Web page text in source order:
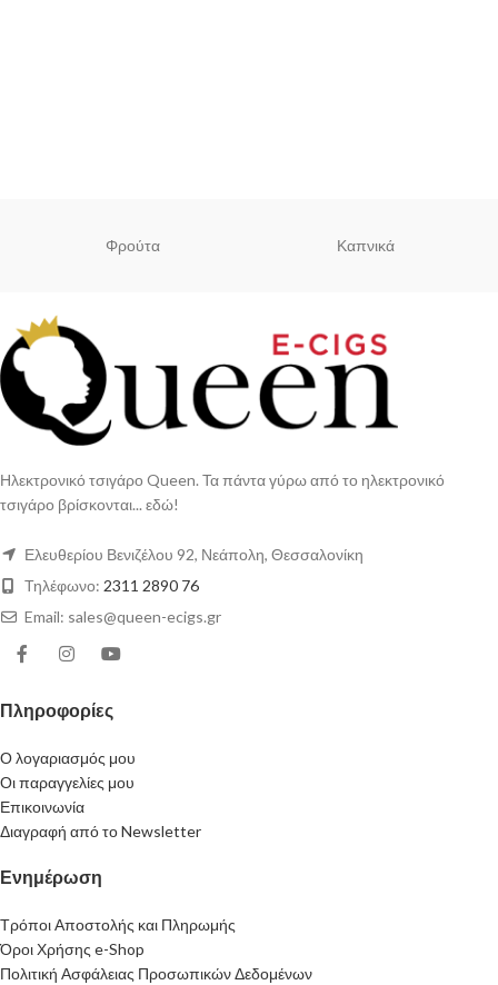
Φρούτα Καπνικά
Ηλεκτρονικό τσιγάρο Queen. Τα πάντα γύρω από το ηλεκτρονικό
τσιγάρο βρίσκονται... εδώ!
Ελευθερίου Βενιζέλου 92, Νεάπολη, Θεσσαλονίκη
Τηλέφωνο: 2311 2890 76
Email: sales@queen-ecigs.gr
Πληροφορίες
Ο λογαριασμός μου
Οι παραγγελίες μου
Επικοινωνία
Διαγραφή από το Newsletter
Ενημέρωση
Τρόποι Αποστολής και Πληρωμής
Όροι Χρήσης e-Shop
Πολιτική Ασφάλειας Προσωπικών Δεδομένων